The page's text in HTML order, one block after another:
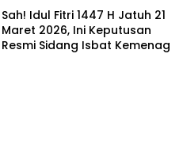
Sah! Idul Fitri 1447 H Jatuh 21
Maret 2026, Ini Keputusan
Resmi Sidang Isbat Kemenag